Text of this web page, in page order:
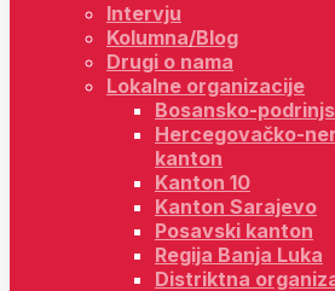
Intervju
Kolumna/Blog
Drugi o nama
Lokalne organizacije
Bosansko-
Hercegovačko-
kanton
Kanton 10
Kanton Sarajevo
Posavski kanton
Regija Banja Luka
Distriktna